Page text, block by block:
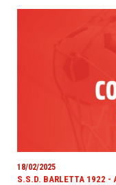
18/02/2025
S.S.D. BARLETTA 1922 -